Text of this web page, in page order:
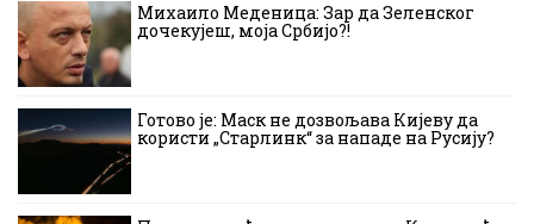
Михаило Меденица: Зар да Зеленског
дочекујеш, моја Србијо?!
Готово је: Маск не дозвољава Кијеву да
користи „Старлинк“ за нападе на Русију?